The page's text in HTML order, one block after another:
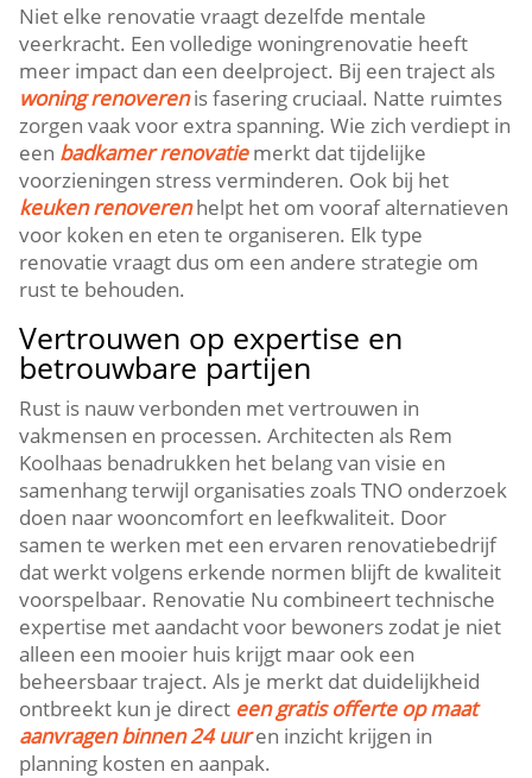
Niet elke renovatie vraagt dezelfde mentale
veerkracht.​ Een volledige woningrenovatie heeft
meer impact dan een deelproject.​ Bij een traject als
woning renoverenis fasering cruciaal.​ Natte ruimtes
zorgen vaak voor extra spanning.​ Wie zich verdiept in
een badkamer renovatiemerkt dat tijdelijke
voorzieningen stress verminderen.​ Ook bij het
keuken renoverenhelpt het om vooraf alternatieven
voor koken en eten te organiseren.​ Elk type
renovatie vraagt dus om een andere strategie om
rust te behouden.​
Vertrouwen op expertise en
betrouwbare partijen
Rust is nauw verbonden met vertrouwen in
vakmensen en processen.​ Architecten als Rem
Koolhaas benadrukken het belang van visie en
samenhang terwijl organisaties zoals TNO onderzoek
doen naar wooncomfort en leefkwaliteit.​ Door
samen te werken met een ervaren renovatiebedrijf
dat werkt volgens erkende normen blijft de kwaliteit
voorspelbaar.​ Renovatie Nu combineert technische
expertise met aandacht voor bewoners zodat je niet
alleen een mooier huis krijgt maar ook een
beheersbaar traject.​ Als je merkt dat duidelijkheid
ontbreekt kun je direct een gratis offerte op maat
aanvragen binnen 24 uuren inzicht krijgen in
planning kosten en aanpak.​